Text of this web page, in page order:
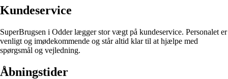
Kundeservice
SuperBrugsen i Odder lægger stor vægt på kundeservice. Personalet er
venligt og imødekommende og står altid klar til at hjælpe med
spørgsmål og vejledning.
Åbningstider